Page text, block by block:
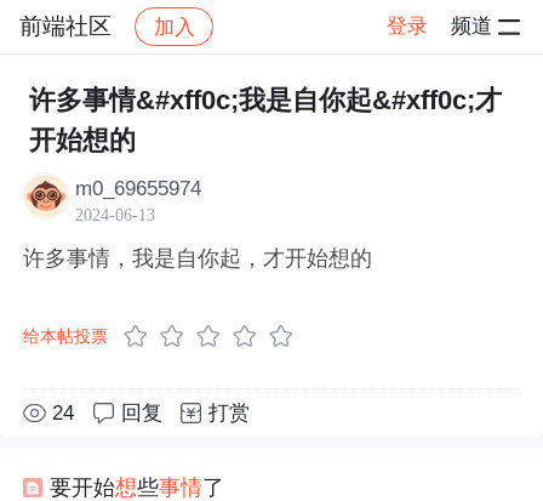
前端社区 加入 登录 频道
社区 前端社区 感慨 帖子详情
许多事情&#xff0c;我是自你起&#xff0c;才
开始想的
m0_69655974
2024-06-13
许多事情，我是自你起，才开始想的
给本帖投票
24 回复 打赏
要开始想些事情了